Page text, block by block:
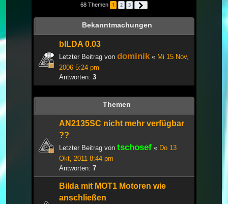
68 Themen 1 2 3
Bekanntmachungen
bILDA 0.03
Letzter Beitrag von dominik« Mi 15 Nov,
2006 5:24 pm
Antworten: 3
Themen
AN2135SC nicht mehr verfügbar
??
Letzter Beitrag von tschosef « Do 13
Okt, 2011 8:44 pm
Antworten: 7
Bilda mit MOT1 Motoren wie
anschließen